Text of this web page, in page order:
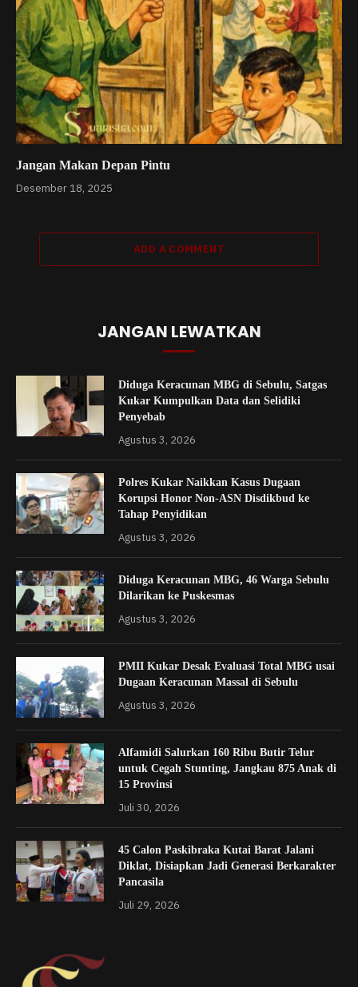
Jangan Makan Depan Pintu
Desember 18, 2025
ADD A COMMENT
JANGAN LEWATKAN
Diduga Keracunan MBG di Sebulu, Satgas
Kukar Kumpulkan Data dan Selidiki
Penyebab
Agustus 3, 2026
Polres Kukar Naikkan Kasus Dugaan
Korupsi Honor Non-ASN Disdikbud ke
Tahap Penyidikan
Agustus 3, 2026
Diduga Keracunan MBG, 46 Warga Sebulu
Dilarikan ke Puskesmas
Agustus 3, 2026
PMII Kukar Desak Evaluasi Total MBG usai
Dugaan Keracunan Massal di Sebulu
Agustus 3, 2026
Alfamidi Salurkan 160 Ribu Butir Telur
untuk Cegah Stunting, Jangkau 875 Anak di
15 Provinsi
Juli 30, 2026
45 Calon Paskibraka Kutai Barat Jalani
Diklat, Disiapkan Jadi Generasi Berkarakter
Pancasila
Juli 29, 2026